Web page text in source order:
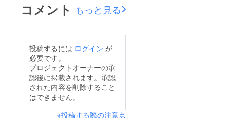
コメント もっと見る
投稿するには ログイン が
必要です。
プロジェクトオーナーの承
認後に掲載されます。承認
された内容を削除すること
はできません。
※投稿する際の注意点